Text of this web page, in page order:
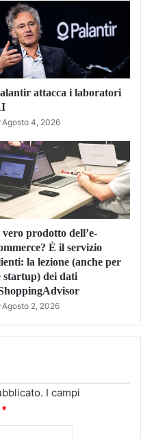
attacca i laboratori
Agosto 4, 2026
prodotto dell’e-
È il servizio
la lezione (anche per
startup) dei dati
Agosto 2, 2026
I campi
*